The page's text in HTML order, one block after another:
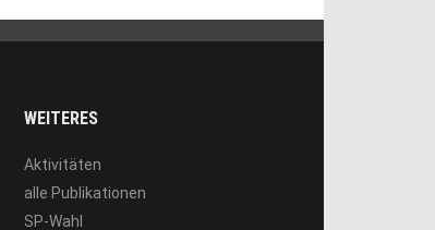
WEITERES
Aktivitäten
alle Publikationen
SP-Wahl